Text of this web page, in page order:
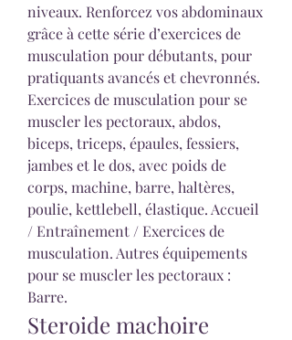
niveaux. Renforcez vos abdominaux
grâce à cette série d’exercices de
musculation pour débutants, pour
pratiquants avancés et chevronnés.
Exercices de musculation pour se
muscler les pectoraux, abdos,
biceps, triceps, épaules, fessiers,
jambes et le dos, avec poids de
corps, machine, barre, haltères,
poulie, kettlebell, élastique. Accueil
/ Entraînement / Exercices de
musculation. Autres équipements
pour se muscler les pectoraux :
Barre.
Steroide machoire